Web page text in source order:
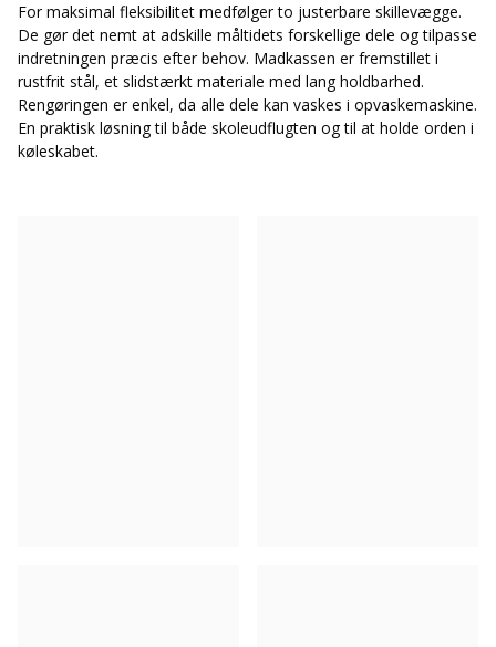
For maksimal fleksibilitet medfølger to justerbare skillevægge.
De gør det nemt at adskille måltidets forskellige dele og tilpasse
indretningen præcis efter behov. Madkassen er fremstillet i
rustfrit stål, et slidstærkt materiale med lang holdbarhed.
Rengøringen er enkel, da alle dele kan vaskes i opvaskemaskine.
En praktisk løsning til både skoleudflugten og til at holde orden i
køleskabet.